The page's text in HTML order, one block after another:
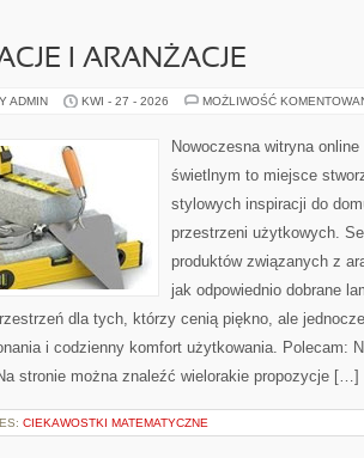
I ARANŻACJE
ADMIN KWI - 27 - 2026 MOŻLIWOŚĆ
Nowoczesna witryna
świetlnym to miejsce
stylowych inspiracji do
przestrzeni użytkowych.
produktów związanych z
jak odpowiednio dobrane
dla tych, którzy cenią piękno, ale
i codzienny komfort użytkowania. Polecam:
stronie można znaleźć wielorakie propozycje […]
CIEKAWOSTKI MATEMATYCZNE